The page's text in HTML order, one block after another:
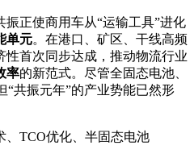
振正使商用车从“运输工具”进化
单元。在港口、矿区、干线高频
首次同步达成，推动物流行业
率的新范式。尽管全固态电池、
“共振元年”的产业势能已然形
、TCO优化、半固态电池